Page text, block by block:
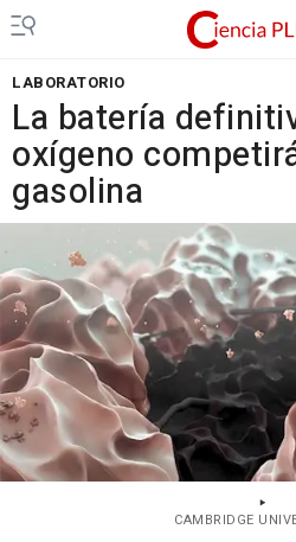
LABORATORIO
La batería
oxígeno
gasolina
CAMBRIDGE